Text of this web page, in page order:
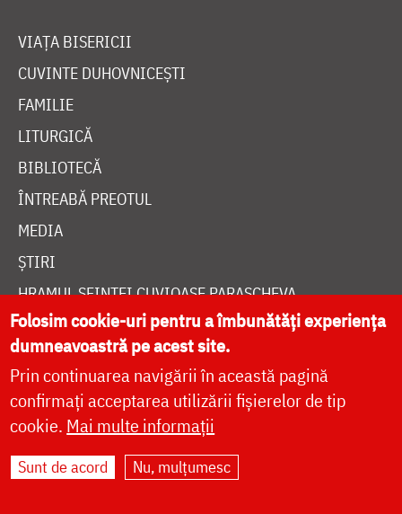
BIBLIOTECĂ
ÎNTREABĂ PREOTUL
MEDIA
ȘTIRI
HRAMUL SFINTEI CUVIOASE PARASCHEVA
AUTORI
PĂRINȚI DUHOVNICEȘTI
MAICI CU VIAȚĂ DUHOVNICEASCĂ
TEMATICĂ
SINAXAR ALFABETIC
MĂNĂSTIRI ȘI BISERICI
CALENDAR ORTODOX
RADIO DOXOLOGIA
Folosim cookie-uri pentru a îmbunătăți experiența
dumneavoastră pe acest site.
Prin continuarea navigării în această pagină
confirmați acceptarea utilizării fișierelor de tip
cookie. Mai multe informații
Sunt de acord Nu, mulțumesc